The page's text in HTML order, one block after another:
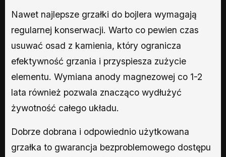
Nawet najlepsze grzałki do bojlera wymagają
regularnej konserwacji. Warto co pewien czas
usuwać osad z kamienia, który ogranicza
efektywność grzania i przyspiesza zużycie
elementu. Wymiana anody magnezowej co 1-2
lata również pozwala znacząco wydłużyć
żywotność całego układu.
Dobrze dobrana i odpowiednio użytkowana
grzałka to gwarancja bezproblemowego dostępu